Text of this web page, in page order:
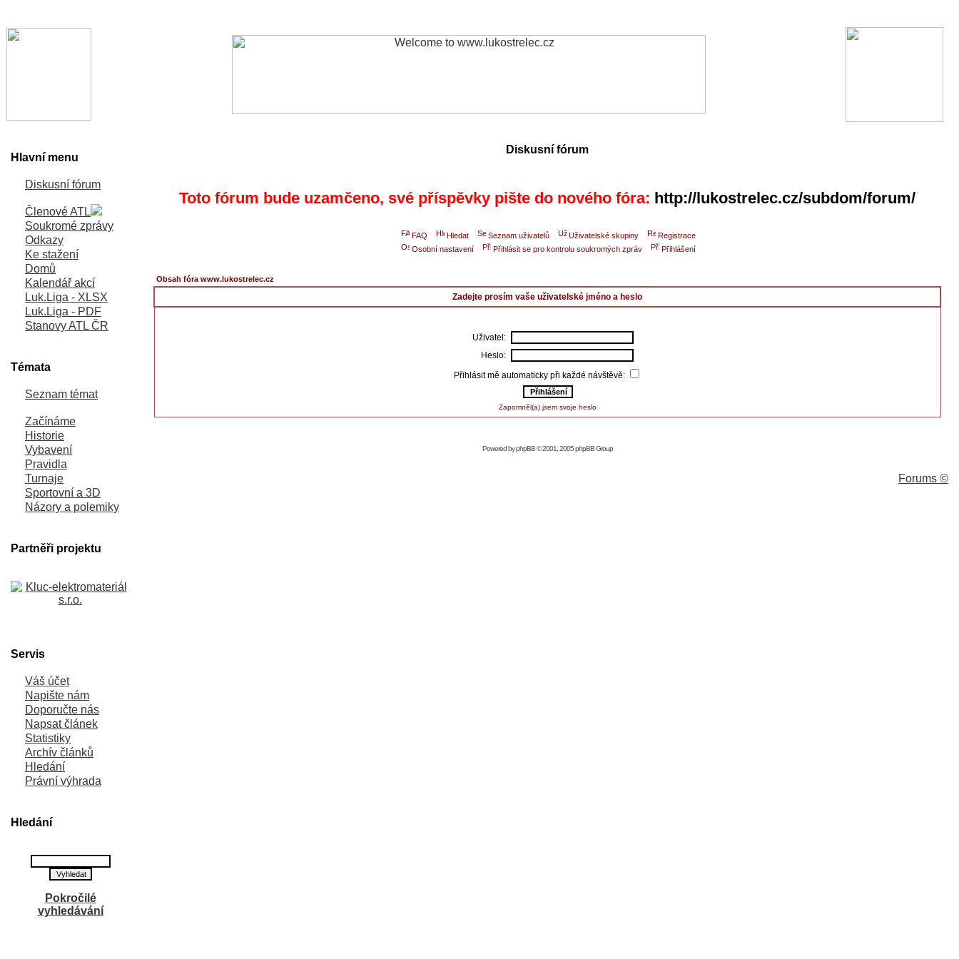
Hlavní menu
Diskusní fórum
Členové ATL
Soukromé zprávy
Odkazy
Ke stažení
Domů
Kalendář akcí
Luk.Liga - XLSX
Luk.Liga - PDF
Stanovy ATL ČR
Témata
Seznam témat
Začínáme
Historie
Vybavení
Pravidla
Turnaje
Sportovní a 3D
Názory a polemiky
Partněři projektu
Servis
Váš účet
Napište nám
Doporučte nás
Napsat článek
Statistiky
Archív článků
Hledání
Právní výhrada
Hledání
Pokročilé
vyhledávání
Diskusní fórum
Toto fórum bude uzamčeno, své příspěvky pište do nového fóra: http://lukostrelec.cz/subdom/forum/
FAQ Hledat Seznam uživatelů Uživatelské skupiny
Registrace
Osobní nastavení
Přihlásit se pro kontrolu soukromých zpráv Přihlášení
Obsah fóra www.lukostrelec.cz
Zadejte prosím vaše uživatelské jméno a heslo
Uživatel:
Heslo:
Přihlásit mě automaticky při každé návštěvě:
Zapomněl(a) jsem svoje heslo
Powered byphpBB© 2001, 2005 phpBB Group
Forums ©